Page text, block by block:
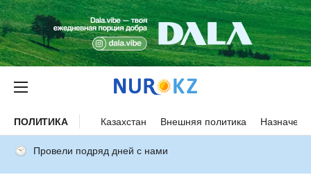
ПОЛИТИКА Казахстан Внешняя политика
Провели подряд дней с нами